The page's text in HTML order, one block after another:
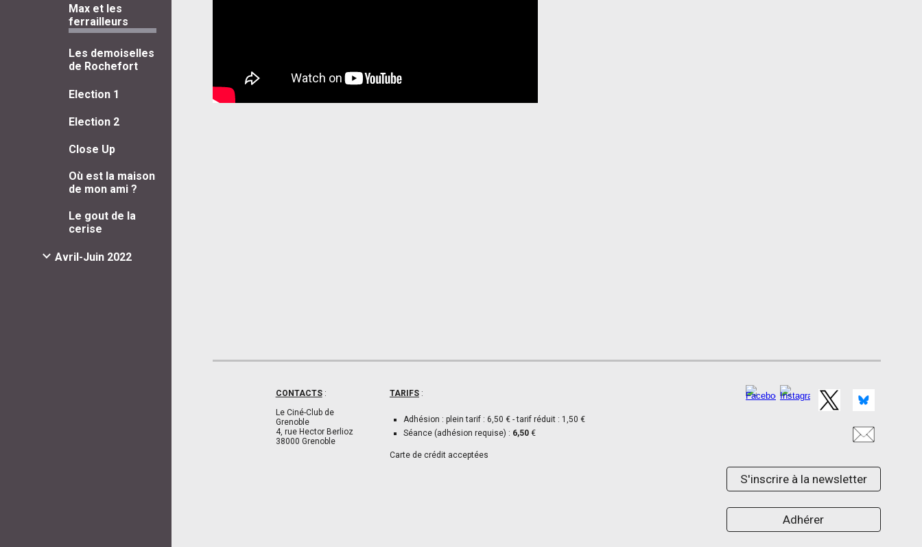
Max et les
ferrailleurs
Les demoiselles
de Rochefort
Election 1
Election 2
Close Up
Où est la maison
de mon ami ?
Le gout de la
cerise
Avril-Juin 2022
CONTACTS:
Le Ciné-Club de
Grenoble
4, rue Hector Berlioz
38000 Grenoble
TARIFS:
Adhésion : plein tarif : 6,50 € - tarif réduit : 1,50 €
Séance (adhésion requise) : 6,50 €
Carte de crédit acceptées
S'inscrire à la newsletter
Adhérer